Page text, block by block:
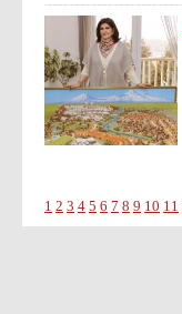
1 2 3 4 5 6 7 8 9 10 11